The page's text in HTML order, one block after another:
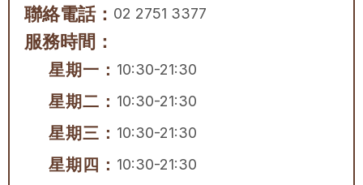
聯絡電話： 02 2751 3377
服務時間：
星期一： 10:30-21:30
星期二： 10:30-21:30
星期三： 10:30-21:30
星期四： 10:30-21:30